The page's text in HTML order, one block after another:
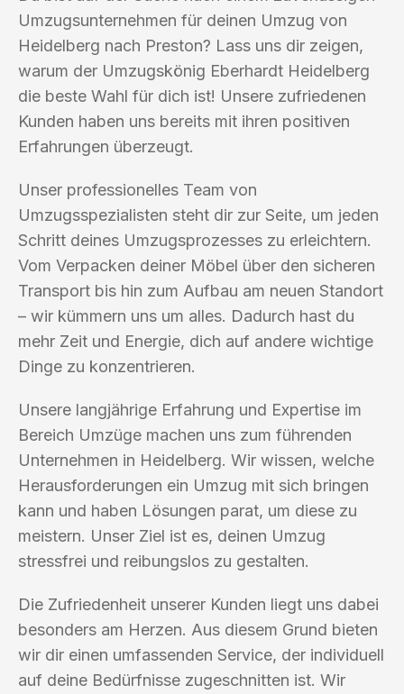
Umzugsunternehmen für deinen Umzug von
Heidelberg nach Preston? Lass uns dir zeigen,
warum der Umzugskönig Eberhardt Heidelberg
die beste Wahl für dich ist! Unsere zufriedenen
Kunden haben uns bereits mit ihren positiven
Erfahrungen überzeugt.
Unser professionelles Team von
Umzugsspezialisten steht dir zur Seite, um jeden
Schritt deines Umzugsprozesses zu erleichtern.
Vom Verpacken deiner Möbel über den sicheren
Transport bis hin zum Aufbau am neuen Standort
– wir kümmern uns um alles. Dadurch hast du
mehr Zeit und Energie, dich auf andere wichtige
Dinge zu konzentrieren.
Unsere langjährige Erfahrung und Expertise im
Bereich Umzüge machen uns zum führenden
Unternehmen in Heidelberg. Wir wissen, welche
Herausforderungen ein Umzug mit sich bringen
kann und haben Lösungen parat, um diese zu
meistern. Unser Ziel ist es, deinen Umzug
stressfrei und reibungslos zu gestalten.
Die Zufriedenheit unserer Kunden liegt uns dabei
besonders am Herzen. Aus diesem Grund bieten
wir dir einen umfassenden Service, der individuell
auf deine Bedürfnisse zugeschnitten ist. Wir